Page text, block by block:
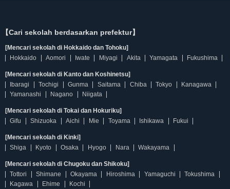
【Cari sekolah berdasarkan prefektur】
[Mencari sekolah di Hokkaido dan Tohoku]
Hokkaido
Aomori Iwate Miyagi Akita Yamagata Fukushima
[Mencari sekolah di Kanto dan Koshinetsu]
Ibaragi
Tochigi Gunma Saitama Chiba Tokyo
Kanagawa
Yamanashi
Nagano Niigata
[Mencari sekolah di Tokai dan Hokuriku]
Gifu
Shizuoka Aichi Mie Toyama Ishikawa Fukui
[Mencari sekolah di Kinki]
Shiga
Kyoto Osaka Hyogo Nara Wakayama
[Mencari sekolah di Chugoku dan Shikoku]
Tottori
Shimane Okayama Hiroshima Yamaguchi
Tokushima
Kagawa
Ehime Kochi